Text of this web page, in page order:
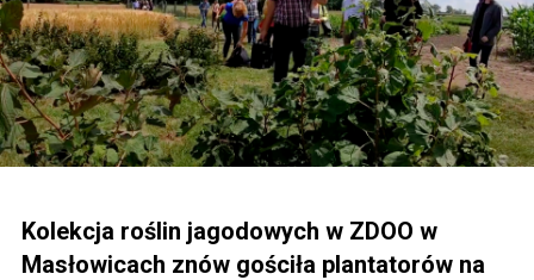
Kolekcja roślin jagodowych w ZDOO w
Masłowicach znów gościła plantatorów na